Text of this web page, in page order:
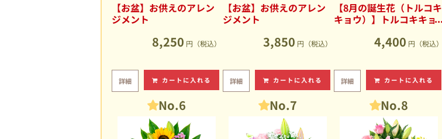
【お盆】お供えのアレン
ジメント
8,250 円（税込）
詳細 カートに入れる
【お盆】お供えのアレン
ジメント
3,850 円（税込）
詳細 カートに入れる
【8月の誕生花（トルコキ
キョウ）】トルコキキョ
4,400 円（税込）
詳細 カートに入れる
No.6 No.7 No.8